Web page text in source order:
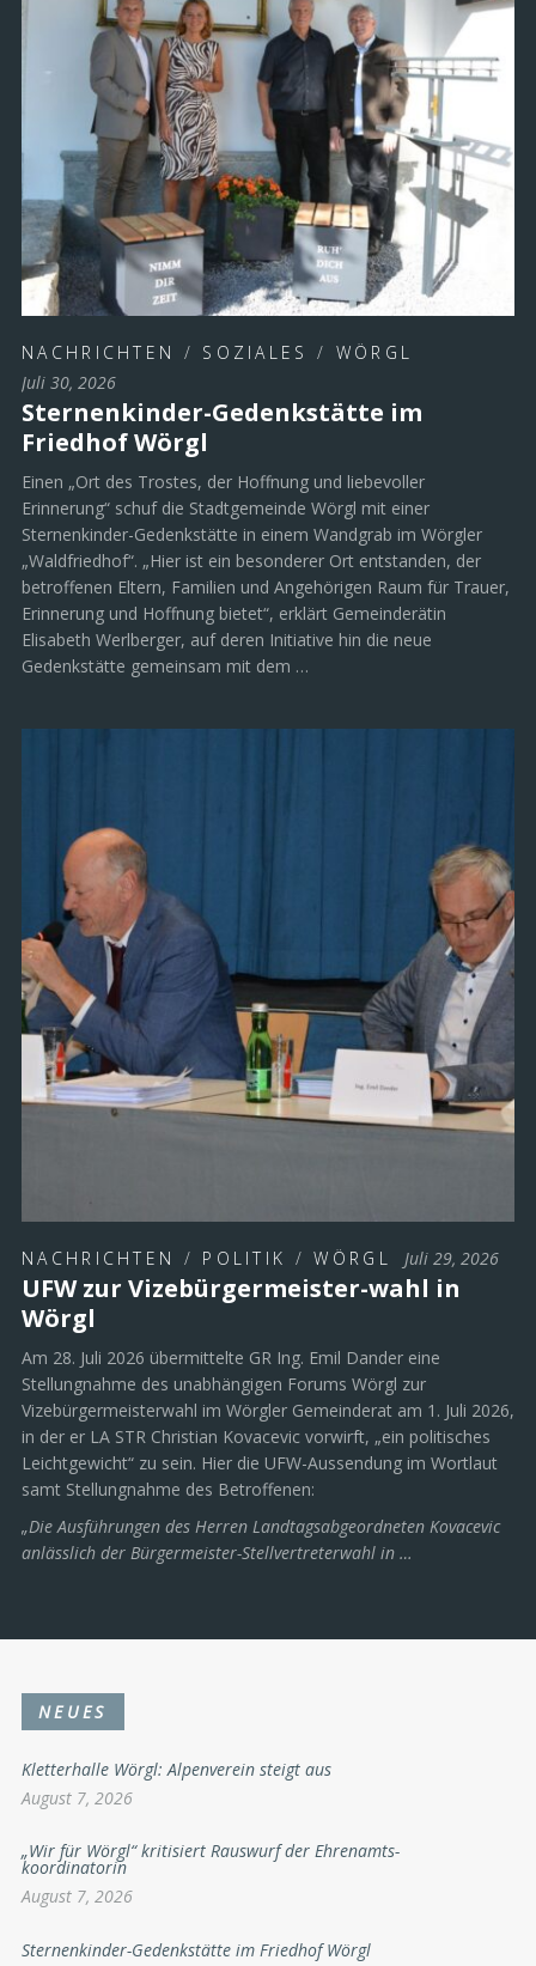
NACHRICHTEN / SOZIALES / WÖRGL
Juli 30, 2026
Sternenkinder-Gedenkstätte im
Friedhof Wörgl
Einen „Ort des Trostes, der Hoffnung und liebevoller
Erinnerung“ schuf die Stadtgemeinde Wörgl mit einer
Sternenkinder-Gedenkstätte in einem Wandgrab im Wörgler
„Waldfriedhof“. „Hier ist ein besonderer Ort entstanden, der
betroffenen Eltern, Familien und Angehörigen Raum für Trauer,
Erinnerung und Hoffnung bietet“, erklärt Gemeinderätin
Elisabeth Werlberger, auf deren Initiative hin die neue
Gedenkstätte gemeinsam mit dem …
NACHRICHTEN / POLITIK /WÖRGL Juli 29, 2026
UFW zur Vizebürgermeister-wahl in
Wörgl
Am 28. Juli 2026 übermittelte GR Ing. Emil Dander eine
Stellungnahme des unabhängigen Forums Wörgl zur
Vizebürgermeisterwahl im Wörgler Gemeinderat am 1. Juli 2026,
in der er LA STR Christian Kovacevic vorwirft, „ein politisches
Leichtgewicht“ zu sein. Hier die UFW-Aussendung im Wortlaut
samt Stellungnahme des Betroffenen:
„Die Ausführungen des Herren Landtagsabgeordneten Kovacevic
anlässlich der Bürgermeister-Stellvertreterwahl in …
NEUES
Kletterhalle Wörgl: Alpenverein steigt aus
August 7, 2026
„Wir für Wörgl“ kritisiert Rauswurf der Ehrenamts-
koordinatorin
August 7, 2026
Sternenkinder-Gedenkstätte im Friedhof Wörgl